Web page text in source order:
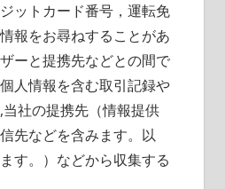
ットカード番号，運転免
報をお尋ねすることがあ
ーと提携先などとの間で
人情報を含む取引記録や
社の提携先（情報提供
先などを含みます。以
す。）などから収集する